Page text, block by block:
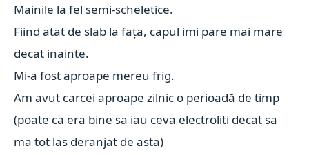
Mainile la fel semi-scheletice.
Fiind atat de slab la fața, capul imi pare mai mare
decat inainte.
Mi-a fost aproape mereu frig.
Am avut carcei aproape zilnic o perioadă de timp
(poate ca era bine sa iau ceva electroliti decat sa
ma tot las deranjat de asta)